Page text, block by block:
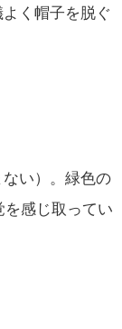
く帽子を脱ぐ
い）。緑色の
感じ取ってい